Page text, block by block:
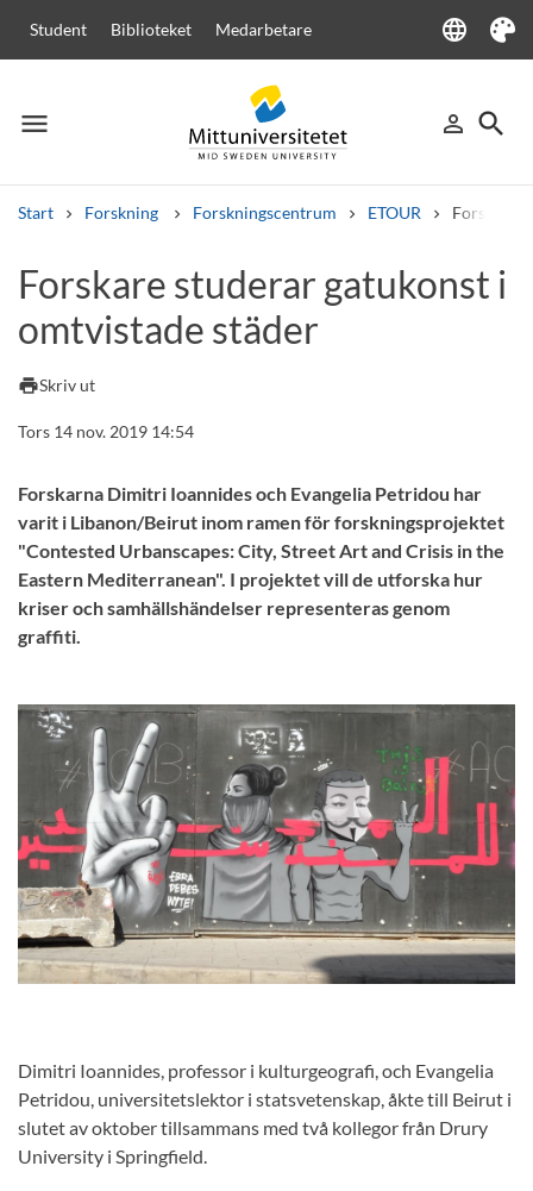
Student Biblioteket Medarbetare language
Language
Tema
menu
Meny person_outline
Logga in
search
Sök
Start Forskning Forskningscentrum ETOUR Forskare
Andra söktjänster
Kurser och programKursplanerVälkomstbrev
Forskare studerar gatukonst i
omtvistade städer
printSkriv ut
Tors 14 nov. 2019 14:54
Forskarna Dimitri Ioannides och Evangelia Petridou har
varit i Libanon/Beirut inom ramen för forskningsprojektet
"Contested Urbanscapes: City, Street Art and Crisis in the
Eastern Mediterranean". I projektet vill de utforska hur
kriser och samhällshändelser representeras genom
graffiti.
Dimitri Ioannides, professor i kulturgeografi, och Evangelia
Petridou, universitetslektor i statsvetenskap, åkte till Beirut i
slutet av oktober tillsammans med två kollegor från Drury
University i Springfield.